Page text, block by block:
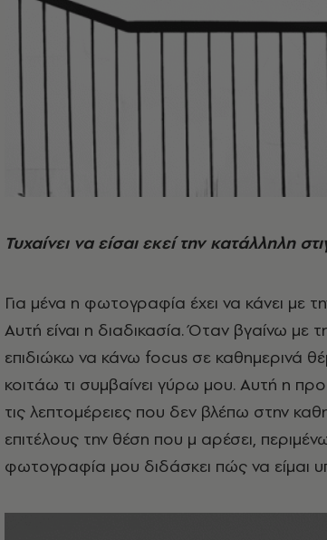
Τυχαίνει να είσαι εκεί την κατάλληλη
Για μένα η φωτογραφία έχει να κάνει με
Αυτή είναι η διαδικασία. Όταν βγαίνω
επιδιώκω να κάνω focus σε καθημερινά
κοιτάω τι συμβαίνει γύρω μου. Αυτή η
τις λεπτομέρειες που δεν βλέπω στην
επιτέλους την θέση που μ αρέσει,
φωτογραφία μου διδάσκει πώς να είμαι